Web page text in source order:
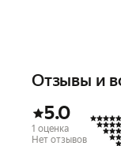
Отзывы и
5.0
1 оценка
Нет отзывов